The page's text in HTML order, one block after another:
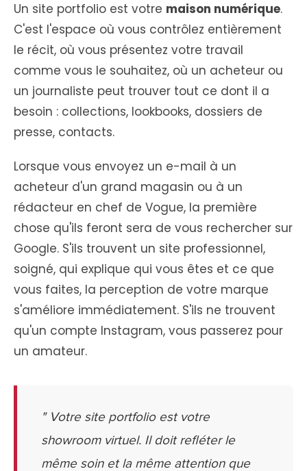
Un site portfolio est votre maison numérique.
C'est l'espace où vous contrôlez entièrement
le récit, où vous présentez votre travail
comme vous le souhaitez, où un acheteur ou
un journaliste peut trouver tout ce dont il a
besoin : collections, lookbooks, dossiers de
presse, contacts.
Lorsque vous envoyez un e-mail à un
acheteur d'un grand magasin ou à un
rédacteur en chef de Vogue, la première
chose qu'ils feront sera de vous rechercher sur
Google. S'ils trouvent un site professionnel,
soigné, qui explique qui vous êtes et ce que
vous faites, la perception de votre marque
s'améliore immédiatement. S'ils ne trouvent
qu'un compte Instagram, vous passerez pour
un amateur.
" Votre site portfolio est votre
showroom virtuel. Il doit refléter le
même soin et la même attention que